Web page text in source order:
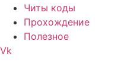
Читы коды
Прохождение
Полезное
Vk